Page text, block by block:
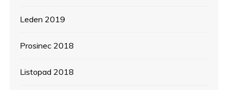
Leden 2019
Prosinec 2018
Listopad 2018